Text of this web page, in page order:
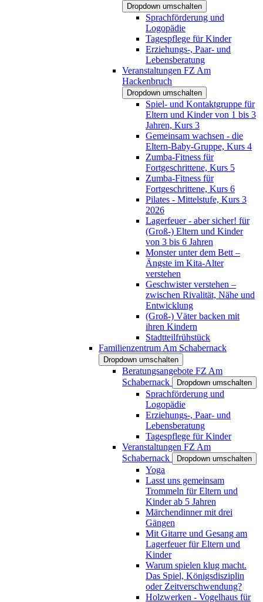
Dropdown umschalten
Sprachförderung und
Logopädie
Tagespflege für Kinder
Erziehungs-, Paar- und
Lebensberatung
Veranstaltungen FZ Am
Hackenbruch
Dropdown umschalten
Spiel- und Kontaktgruppe für
Eltern und Kinder von 1 bis 3
Jahren, Kurs 3
Gemeinsam wachsen - die
Eltern-Baby-Gruppe, Kurs 4
Zumba-Fitness für
Fortgeschrittene, Kurs 5
Zumba-Fitness für
Fortgeschrittene, Kurs 6
Pilates - Mittelstufe, Kurs 3
2026
Lagerfeuer - aber sicher! für
(Groß-) Eltern und Kinder
von 3 bis 6 Jahren
Monster unter dem Bett –
Ängste im Kita-Alter
verstehen
Geschwister verstehen –
zwischen Rivalität, Nähe und
Entwicklung
(Groß-) Väter backen mit
ihren Kindern
Stadtteilfrühstück
Familienzentrum Am Schabernack
Dropdown umschalten
Beratungsangebote FZ Am
Schabernack
Dropdown umschalten
Sprachförderung und
Logopädie
Erziehungs-, Paar- und
Lebensberatung
Tagespflege für Kinder
Veranstaltungen FZ Am
Schabernack
Dropdown umschalten
Yoga
Lasst uns gemeinsam
Trommeln für Eltern und
Kinder ab 5 Jahren
Märchendinner mit drei
Gängen
Mit Gitarre und Gesang am
Lagerfeuer für Eltern und
Kinder
Warum spielen klug macht.
Das Spiel, Königsdisziplin
oder Zeitverschwendung?
Holzwerken - Vogelhaus für